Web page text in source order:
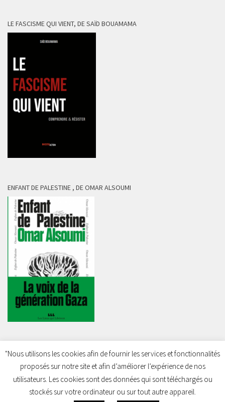
LE FASCISME QUI VIENT, DE SAÏD BOUAMAMA
ENFANT DE PALESTINE , DE OMAR ALSOUMI
Charleroi Pour la Palestine © 2026. Tous droits réservés.
"Nous utilisons les cookies afin de fournir les services et fonctionnalités
proposés sur notre site et afin d’améliorer l’expérience de nos
utilisateurs. Les cookies sont des données qui sont téléchargés ou
stockés sur votre ordinateur ou sur tout autre appareil.